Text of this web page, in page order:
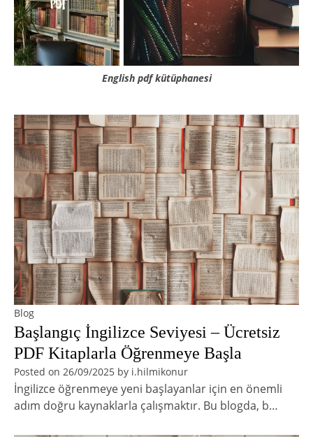
English pdf kütüphanesi
Blog
Başlangıç İngilizce Seviyesi – Ücretsiz
PDF Kitaplarla Öğrenmeye Başla
Posted on 26/09/2025 by i.hilmikonur
İngilizce öğrenmeye yeni başlayanlar için en önemli
adım doğru kaynaklarla çalışmaktır. Bu blogda, b…